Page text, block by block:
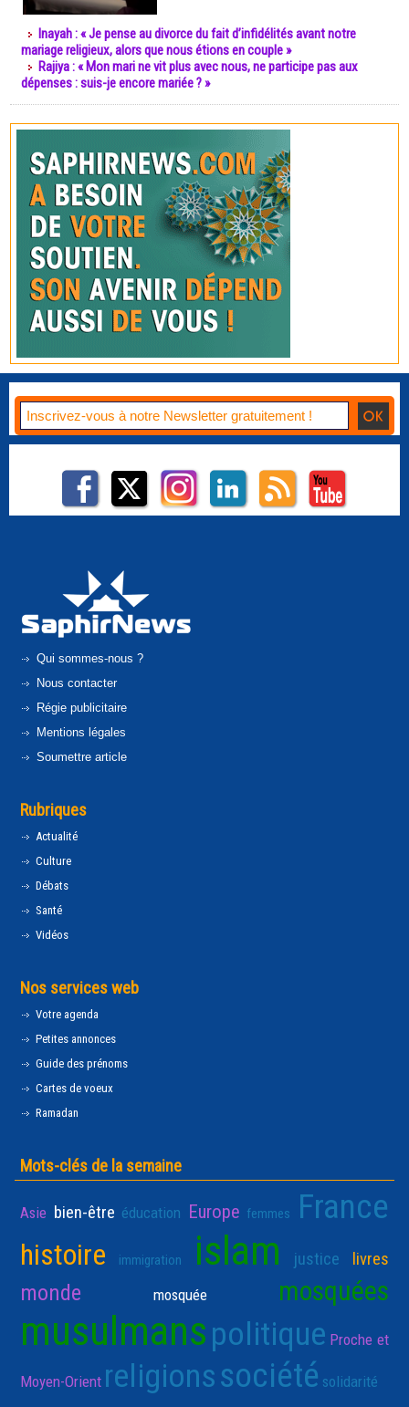
Inayah : « Je pense au divorce du fait d’infidélités avant notre
mariage religieux, alors que nous étions en couple »
Rajiya : « Mon mari ne vit plus avec nous, ne participe pas aux
dépenses : suis-je encore mariée ? »
Qui sommes-nous ?
Nous contacter
Régie publicitaire
Mentions légales
Soumettre article
Rubriques
Actualité
Culture
Débats
Santé
Vidéos
Nos services web
Votre agenda
Petites annonces
Guide des prénoms
Cartes de voeux
Ramadan
Mots-clés de la semaine
Asie bien-être éducation Europe femmes France
histoire immigration islam justice livres
monde mosquée mosquées
musulmanspolitique Proche et
Moyen-Orient religionssociété solidarité